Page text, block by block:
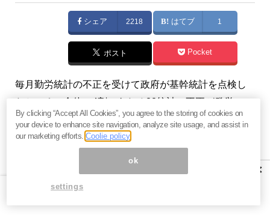
シェア 2218 はてブ 1
ポスト Pocket
毎月勤労統計の不正を受けて政府が基幹統計を点検し
たところ、全体の4割にあたる22統計で不正が発覚。こ
れでは海外投資家が日本株と距離を置くのは当然で
す。（『今市太郎の戦略的FX投資
今市太郎の戦略的FX投資 ×
By clicking “Accept All Cookies”, you agree to the storing of cookies on
your device to enhance site navigation, analyze site usage, and assist in
our marketing efforts.Coolie policy
ok
settings